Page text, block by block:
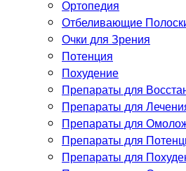
Ортопедия
Отбеливающие
Очки для Зрения
Потенция
Похудение
Препараты для
Препараты для
Препараты для
Препараты для
Препараты для